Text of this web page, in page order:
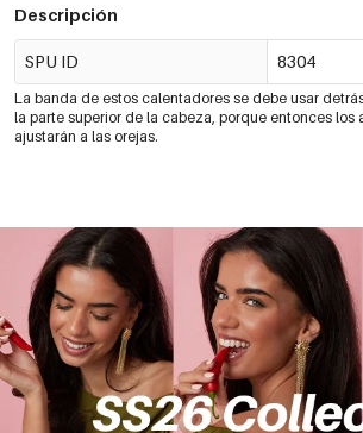
Descripción
SPU ID 8304
La banda de estos calentadores se debe usar
la parte superior de la cabeza, porque entonces los
ajustarán a las orejas.